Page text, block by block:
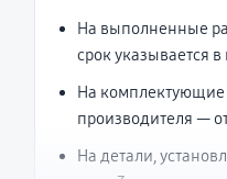
На выполненные
срок указывается
На комплектующие
производителя —
На детали,